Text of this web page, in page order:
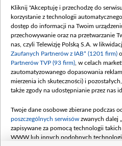
Procedura
Kliknij "Akceptuję i przechodzę do
korzystanie z technologii
dostęp do informacji na Twoim
przechowywanie oraz na przetwarzanie
nas, czyli Telewizję Polską S.A. w
Zaufanych Partnerów z IAB* (1201 firm)
Partnerów TVP (93 firm) , w celach
zautomatyzowanego dopasowania
mierzenia ich skuteczności) i
także zgody na udostępnianie przez nas
Twoje dane osobowe zbierane podczas
poszczególnych serwisów zwanych dalej
zapisywane za pomocą technologii
WWW lub innych podobnych